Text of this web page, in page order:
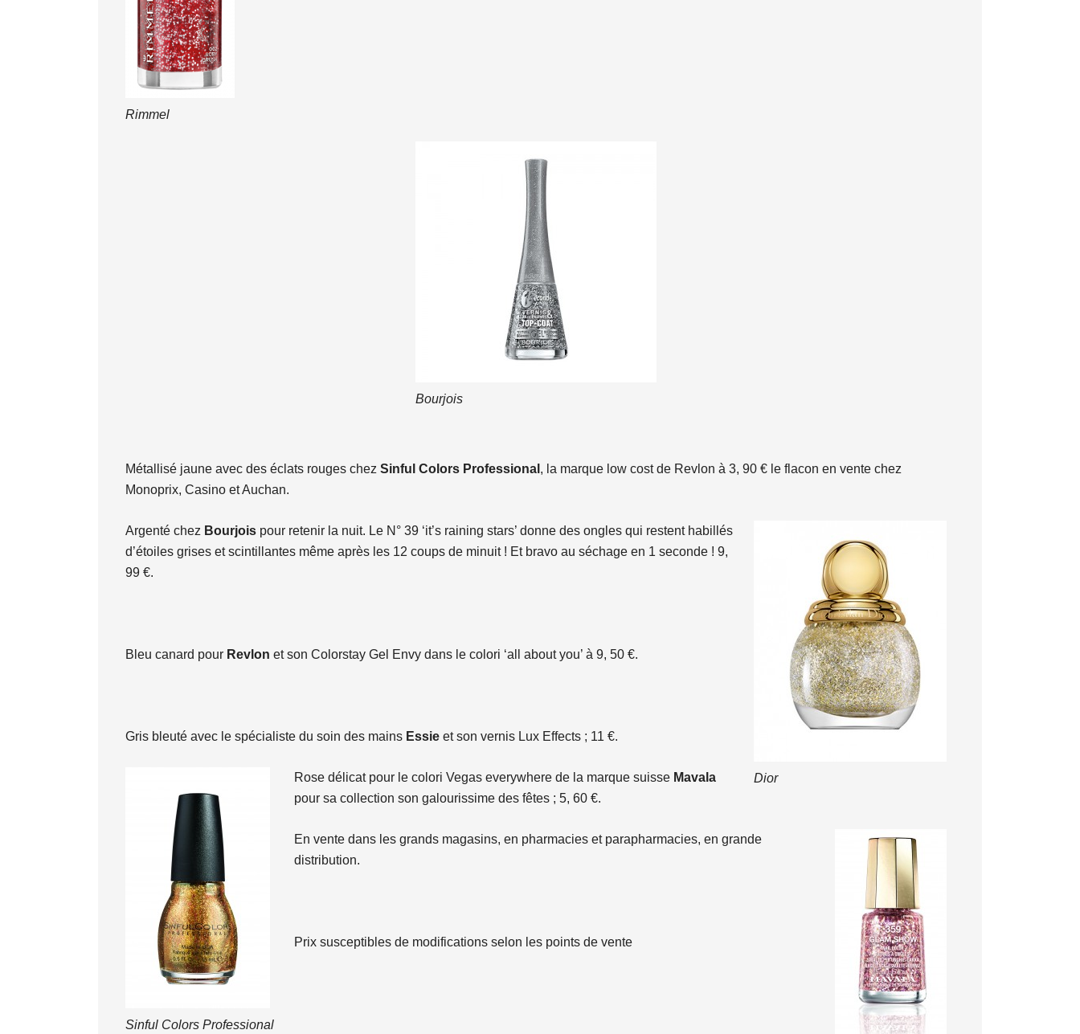
Rimmel
Bourjois
Métallisé jaune avec des éclats rouges chez Sinful Colors Professional , la marque low cost de Revlon à 3, 90 € le flacon en vente chez
Monoprix, Casino et Auchan.
Dior
Argenté chez Bourjois pour retenir la nuit. Le N° 39 ‘it’s raining stars’ donne des ongles qui restent habillés
d’étoiles grises et scintillantes même après les 12 coups de minuit ! Et bravo au séchage en 1 seconde ! 9,
99 €.
Bleu canard pour Revlon et son Colorstay Gel Envy dans le colori ‘all about you’ à 9, 50 €.
Gris bleuté avec le spécialiste du soin des mains Essie et son vernis Lux Effects ; 11 €.
Sinful Colors Professional
Rose délicat pour le colori Vegas everywhere de la marque suisse Mavala
pour sa collection son galourissime des fêtes ; 5, 60 €.
En vente dans les grands magasins, en pharmacies et parapharmacies, en grande
distribution.
Prix susceptibles de modifications selon les points de vente